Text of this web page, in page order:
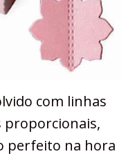
com linhas
proporcionais,
perfeito na hora